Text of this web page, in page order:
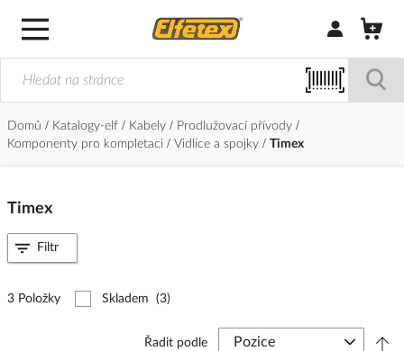
Přihlásit/
Domů Katalogy-elf Kabely
Prodlužovací přívody
Komponenty pro kompletaci
Vidlice a spojky Timex
Timex
3 Položky Skladem (3)
Řadit podle
Filtr